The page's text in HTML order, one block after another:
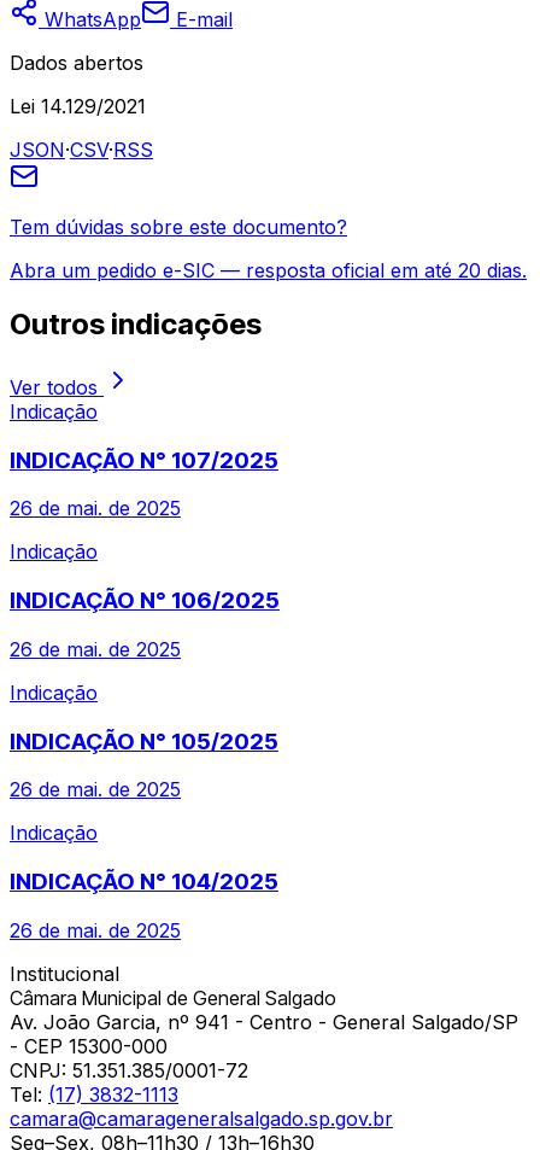
WhatsApp
E-mail
Dados abertos
Lei 14.129/2021
JSON·CSV·RSS
Tem dúvidas sobre este documento?
Abra um pedido e-SIC — resposta oficial em até 20 dias.
Outros indicações
Ver todos
Indicação
INDICAÇÃO N° 107/2025
26 de mai. de 2025
Indicação
INDICAÇÃO N° 106/2025
26 de mai. de 2025
Indicação
INDICAÇÃO N° 105/2025
26 de mai. de 2025
Indicação
INDICAÇÃO N° 104/2025
26 de mai. de 2025
Institucional
Câmara Municipal de General Salgado
Av. João Garcia, nº 941 - Centro - General Salgado/SP
- CEP 15300-000
CNPJ: 51.351.385/0001-72
Tel: (17) 3832-1113
camara@camarageneralsalgado.sp.gov.br
Seg–Sex, 08h–11h30 / 13h–16h30